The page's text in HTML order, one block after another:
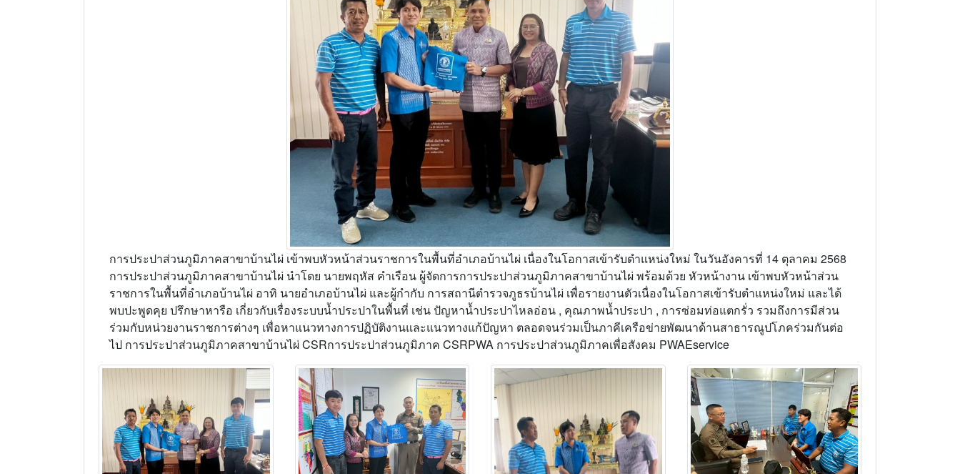
การประปาส่วนภูมิภาคสาขาบ้านไผ่ เข้าพบหัวหน้าส่วนราชการในพื้นที่อำเภอบ้านไผ่ เนื่องในโอกาสเข้ารับตำแหน่งใหม่ ในวันอังคารที่ 14 ตุลาคม 2568
การประปาส่วนภูมิภาคสาขาบ้านไผ่ นำโดย นายพฤหัส คำเรือน ผู้จัดการการประปาส่วนภูมิภาคสาขาบ้านไผ่ พร้อมด้วย หัวหน้างาน เข้าพบหัวหน้าส่วน
ราชการในพื้นที่อำเภอบ้านไผ่ อาทิ นายอำเภอบ้านไผ่ และผู้กำกับ การสถานีตำรวจภูธรบ้านไผ่ เพื่อรายงานตัวเนื่องในโอกาสเข้ารับตำแหน่งใหม่ และได้
พบปะพูดคุย ปรึกษาหารือ เกี่ยวกับเรื่องระบบน้ำประปาในพื้นที่ เช่น ปัญหาน้ำประปาไหลอ่อน , คุณภาพน้ำประปา , การซ่อมท่อแตกรั่ว รวมถึงการมีส่วน
ร่วมกับหน่วยงานราชการต่างๆ เพื่อหาแนวทางการปฏิบัติงานและแนวทางแก้ปัญหา ตลอดจนร่วมเป็นภาคีเครือข่ายพัฒนาด้านสาธารณูปโภคร่วมกันต่อ
ไป การประปาส่วนภูมิภาคสาขาบ้านไผ่ CSRการประปาส่วนภูมิภาค CSRPWA การประปาส่วนภูมิภาคเพื่อสังคม PWAEservice